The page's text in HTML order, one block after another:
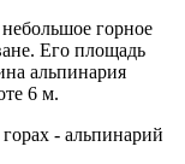
горное
Его площадь
альпинария
6 м.